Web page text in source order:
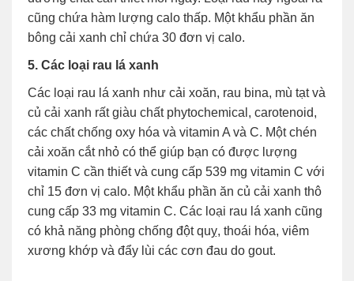
cũng chứa hàm lượng calo thấp. Một khẩu phần ăn
bông cải xanh chỉ chứa 30 đơn vị calo.
5. Các loại rau lá xanh
Các loại rau lá xanh như cải xoăn, rau bina, mù tạt và
củ cải xanh rất giàu chất phytochemical, carotenoid,
các chất chống oxy hóa và vitamin A và C. Một chén
cải xoăn cắt nhỏ có thể giúp bạn có được lượng
vitamin C cần thiết và cung cấp 539 mg vitamin C với
chỉ 15 đơn vị calo. Một khẩu phần ăn củ cải xanh thô
cung cấp 33 mg vitamin C. Các loại rau lá xanh cũng
có khả năng phòng chống đột quỵ, thoái hóa, viêm
xương khớp và đẩy lùi các cơn đau do gout.